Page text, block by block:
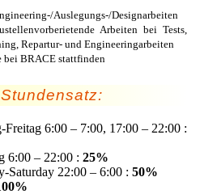
Auslegungs-/Designarbeiten
Arbeiten bei Tests,
Repartur- und Engineeringarbeiten
bei BRACE stattfinden
6:00 – 7:00, 17:00 – 22:00 :
6:00 – 22:00 : 25%
Saturday 22:00 – 6:00 : 50%